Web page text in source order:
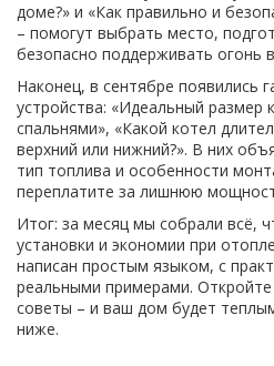
доме?» и «Как правильно и
– помогут выбрать место,
безопасно поддерживать огонь
Наконец, в сентябре появились
устройства: «Идеальный размер
спальнями», «Какой котел
верхний или нижний?». В них
тип топлива и особенности
переплатите за лишнюю
Итог: за месяц мы собрали всё,
установки и экономии при
написан простым языком, с
реальными примерами.
советы – и ваш дом будет
ниже.